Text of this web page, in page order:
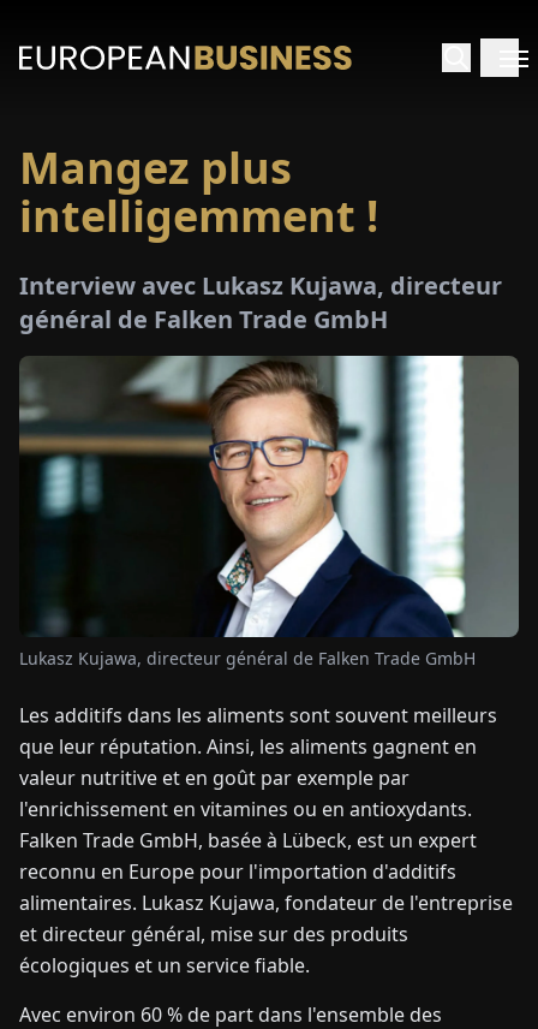
ENDE FR ESITNL PLHU
CONTACTEZ-
NOUS
Mangez plus
intelligemment !
Interview avec Lukasz Kujawa, directeur
général de Falken Trade GmbH
Lukasz Kujawa, directeur général de Falken Trade GmbH
Les additifs dans les aliments sont souvent meilleurs
que leur réputation. Ainsi, les aliments gagnent en
valeur nutritive et en goût par exemple par
l'enrichissement en vitamines ou en antioxydants.
Falken Trade GmbH, basée à Lübeck, est un expert
reconnu en Europe pour l'importation d'additifs
alimentaires. Lukasz Kujawa, fondateur de l'entreprise
et directeur général, mise sur des produits
écologiques et un service fiable.
Avec environ 60 % de part dans l'ensemble des